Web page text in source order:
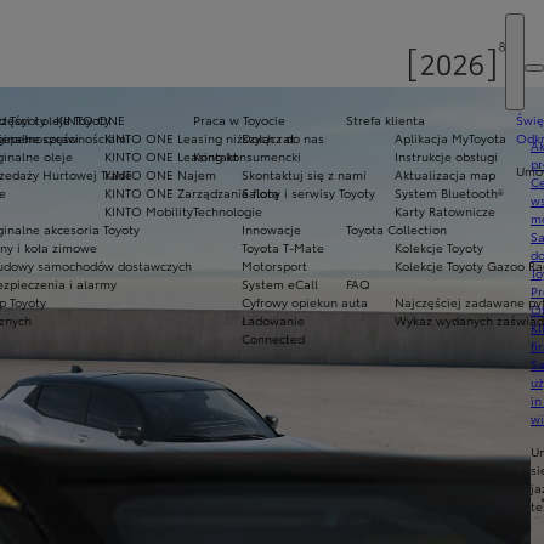
Toyoty
Praca w Toyocie
Dołącz do nas
Kontakt
Skontaktuj się z nami
Salony i serwisy Toyoty
Technologie
Innowacje
Toyota T-Mate
Motorsport
System eCall
Cyfrowy opiekun auta
Ładowanie
Connected
KINTO ONE
KINTO ONE Leasing niższych rat
KINTO ONE Leasing konsumencki
KINTO ONE Najem
KINTO ONE Zarządzanie flotą
KINTO Mobility
i oleje Toyoty
części
oleje
Hurtowej Trade
akcesoria Toyoty
i koła zimowe
samochodów dostawczych
i alarmy
Toyoty
Strefa klienta
Aplikacja MyToyota
Instrukcje obsługi
Aktualizacja map
System Bluetooth®
Karty Ratownicze
Toyota Collection
Kolekcje Toyoty
Kolekcje Toyoty Gazoo
FAQ
Najczęściej zadawane
Wykaz wydanych